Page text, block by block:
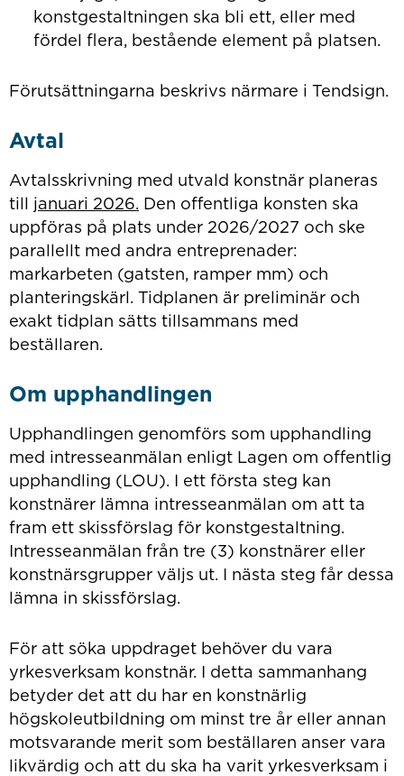
konstgestaltningen ska bli ett, eller med
fördel flera, bestående element på platsen.
Förutsättningarna beskrivs närmare i Tendsign.
Avtal
Avtalsskrivning med utvald konstnär planeras
till januari 2026. Den offentliga konsten ska
uppföras på plats under 2026/2027 och ske
parallellt med andra entreprenader:
markarbeten (gatsten, ramper mm) och
planteringskärl. Tidplanen är preliminär och
exakt tidplan sätts tillsammans med
beställaren.
Om upphandlingen
Upphandlingen genomförs som upphandling
med intresseanmälan enligt Lagen om offentlig
upphandling (LOU). I ett första steg kan
konstnärer lämna intresseanmälan om att ta
fram ett skissförslag för konstgestaltning.
Intresseanmälan från tre (3) konstnärer eller
konstnärsgrupper väljs ut. I nästa steg får dessa
lämna in skissförslag.
För att söka uppdraget behöver du vara
yrkesverksam konstnär. I detta sammanhang
betyder det att du har en konstnärlig
högskoleutbildning om minst tre år eller annan
motsvarande merit som beställaren anser vara
likvärdig och att du ska ha varit yrkesverksam i